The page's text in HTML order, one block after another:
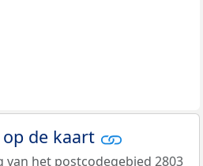
op de kaart
van het postcodegebied 2803